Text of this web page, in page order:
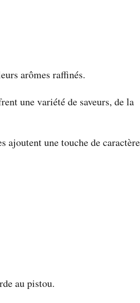
arômes raffinés.
une variété de saveurs, de la
ajoutent une touche de caractère
au pistou.